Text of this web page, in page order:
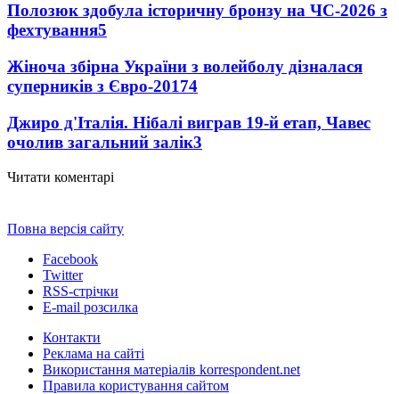
Полозюк здобула історичну бронзу на ЧС-2026 з
фехтування5
Жіноча збірна України з волейболу дізналася
суперників з Євро-20174
Джиро д'Італія. Нібалі виграв 19-й етап, Чавес
очолив загальний залік3
Читати коментарі
Повна версія сайту
Facebook
Twitter
RSS-стрічки
E-mail розсилка
Контакти
Реклама на сайті
Використання матеріалів korrespondent.net
Правила користування сайтом